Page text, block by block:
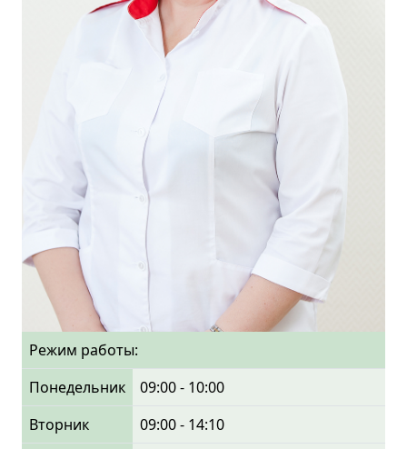
Режим работы:
Понедельник
09:00 - 10:00
Вторник
09:00 - 14:10